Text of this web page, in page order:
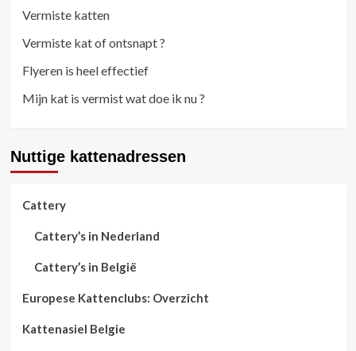
Vermiste katten
Vermiste kat of ontsnapt ?
Flyeren is heel effectief
Mijn kat is vermist wat doe ik nu ?
Nuttige kattenadressen
Cattery
Cattery’s in Nederland
Cattery’s in België
Europese Kattenclubs: Overzicht
Kattenasiel Belgie